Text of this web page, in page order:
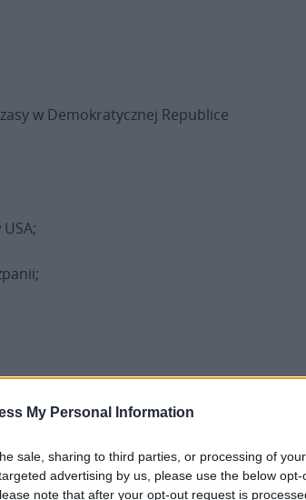
My Personal Information
sale, sharing to third parties, or processing of
advertising by us, please use the below
note that after your opt-out request is
w Demokratycznej Republice